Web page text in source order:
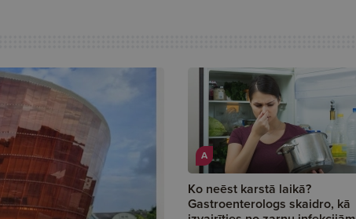
A
Ko neēst karstā laikā?
Gastroenterologs skaidro, kā